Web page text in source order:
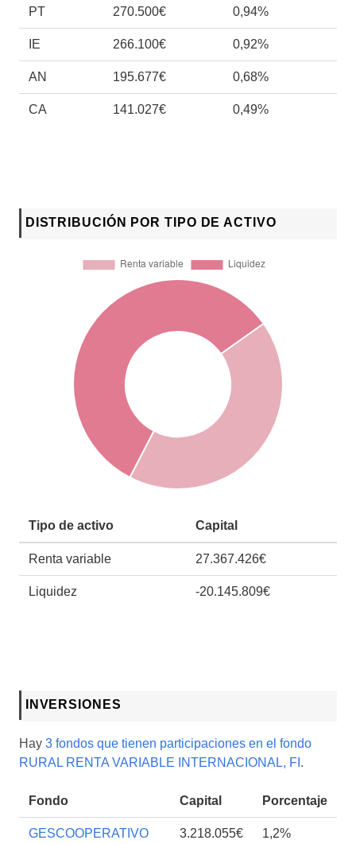
PT 270.500€ 0,94%
IE 266.100€ 0,92%
AN 195.677€ 0,68%
CA 141.027€ 0,49%
DISTRIBUCIÓN POR TIPO DE ACTIVO
Tipo de activo Capital
Renta variable 27.367.426€
Liquidez -20.145.809€
INVERSIONES
Hay 3 fondos que tienen participaciones en el fondo
RURAL RENTA VARIABLE INTERNACIONAL, FI .
Fondo Capital Porcentaje
GESCOOPERATIVO
3.218.055€ 1,2%